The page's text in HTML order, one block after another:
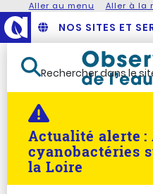
Aller au menu Aller à la
NOS SITES ET
Rechercher dans le
Actualité alerte :
cyanobactéries
la Loire